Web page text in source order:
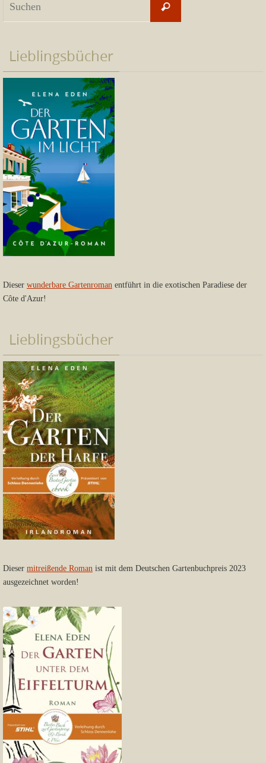
Suchen
Lieblingsbücher
Dieser wunderbare Gartenroman entführt in die exotischen Paradiese der
Côte d'Azur!
Lieblingsbücher
Dieser mitreißende Roman ist mit dem Deutschen Gartenbuchpreis 2023
ausgezeichnet worden!